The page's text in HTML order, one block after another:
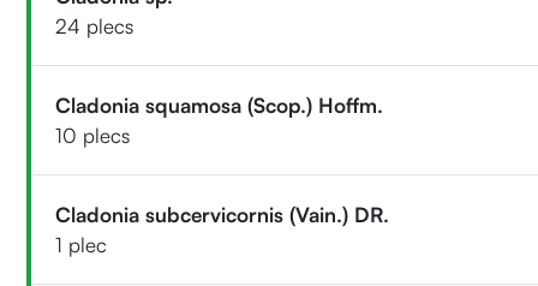
24 plecs
Cladonia squamosa (Scop.) Hoffm.
10 plecs
Cladonia subcervicornis (Vain.) DR.
1 plec